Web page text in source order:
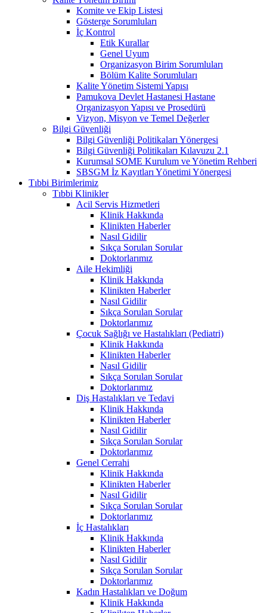
Komite ve Ekip Listesi
Gösterge Sorumluları
İç Kontrol
Etik Kurallar
Genel Uyum
Organizasyon Birim Sorumluları
Bölüm Kalite Sorumluları
Kalite Yönetim Sistemi Yapısı
Pamukova Devlet Hastanesi Hastane
Organizasyon Yapısı ve Prosedürü
Vizyon, Misyon ve Temel Değerler
Bilgi Güvenliği
Bilgi Güvenliği Politikaları Yönergesi
Bilgi Güvenliği Politikaları Kılavuzu 2.1
Kurumsal SOME Kurulum ve Yönetim Rehberi
SBSGM İz Kayıtları Yönetimi Yönergesi
Tıbbi Birimlerimiz
Tıbbi Klinikler
Acil Servis Hizmetleri
Klinik Hakkında
Klinikten Haberler
Nasıl Gidilir
Sıkça Sorulan Sorular
Doktorlarımız
Aile Hekimliği
Klinik Hakkında
Klinikten Haberler
Nasıl Gidilir
Sıkça Sorulan Sorular
Doktorlarımız
Çocuk Sağlığı ve Hastalıkları (Pediatri)
Klinik Hakkında
Klinikten Haberler
Nasıl Gidilir
Sıkça Sorulan Sorular
Doktorlarımız
Diş Hastalıkları ve Tedavi
Klinik Hakkında
Klinikten Haberler
Nasıl Gidilir
Sıkça Sorulan Sorular
Doktorlarımız
Genel Cerrahi
Klinik Hakkında
Klinikten Haberler
Nasıl Gidilir
Sıkça Sorulan Sorular
Doktorlarımız
İç Hastalıkları
Klinik Hakkında
Klinikten Haberler
Nasıl Gidilir
Sıkça Sorulan Sorular
Doktorlarımız
Kadın Hastalıkları ve Doğum
Klinik Hakkında